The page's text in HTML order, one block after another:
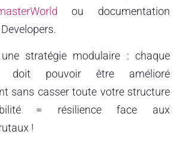
ou documentation
stratégie modulaire : chaque
doit pouvoir être amélioré
sans casser toute votre structure
= résilience face aux
!